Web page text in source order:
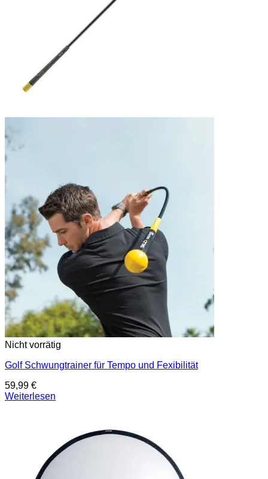
Nicht vorrätig
Golf Schwungtrainer für Tempo und Fexibilität
59,99 €
Weiterlesen